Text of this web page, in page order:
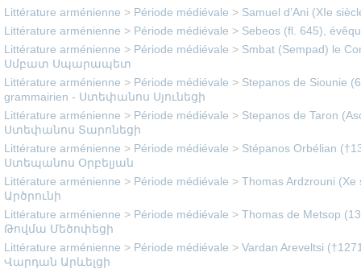
Littérature arménienne > Période médiévale > Samuel d’Ani (XIe
Littérature arménienne > Période médiévale > Sebeos (fl. 645),
Littérature arménienne > Période médiévale > Smbat (Sempad) le
Սմբատ Սպարապետ
Littérature arménienne > Période médiévale > Stepanos de Siounie
grammairien - Ստեփանոս Սյունեցի
Littérature arménienne > Période médiévale > Stepanos de Taron
Ստեփանոս Տարոնեցի
Littérature arménienne > Période médiévale > Stépanos Orbélian
Ստեպանոս Օրբելյան
Littérature arménienne > Période médiévale > Thomas Ardzrouni
Արծրունի
Littérature arménienne > Période médiévale > Thomas de Metsop
Թովմա Մեծոփեցի
Littérature arménienne > Période médiévale > Vardan Areveltsi
Վարդան Արևելցի